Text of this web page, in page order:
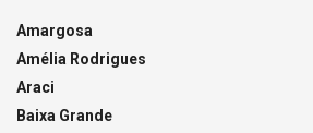
Amargosa
Amélia Rodrigues
Araci
Baixa Grande